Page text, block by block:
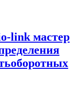
link мастер